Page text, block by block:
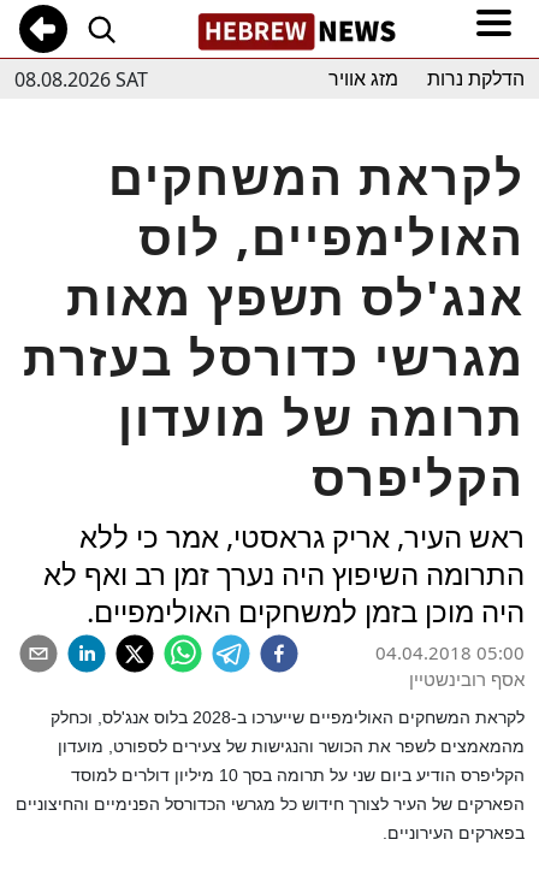
08.08.2026 SAT הדלקת נרות מזג אוויר
לקראת המשחקים
האולימפיים, לוס
אנג'לס תשפץ מאות
מגרשי כדורסל בעזרת
תרומה של מועדון
הקליפרס
ראש העיר, אריק גראסטי, אמר כי ללא
התרומה השיפוץ היה נערך זמן רב ואף לא
היה מוכן בזמן למשחקים האולימפיים.
04.04.2018 05:00
אסף רובינשטיין
לקראת המשחקים האולימפיים שייערכו ב-2028 בלוס אנג'לס, וכחלק
מהמאמצים לשפר את הכושר והנגישות של צעירים לספורט, מועדון
הקליפרס הודיע ביום שני על תרומה בסך 10 מיליון דולרים למוסד
הפארקים של העיר לצורך חידוש כל מגרשי הכדורסל הפנימיים והחיצוניים
בפארקים העירוניים.